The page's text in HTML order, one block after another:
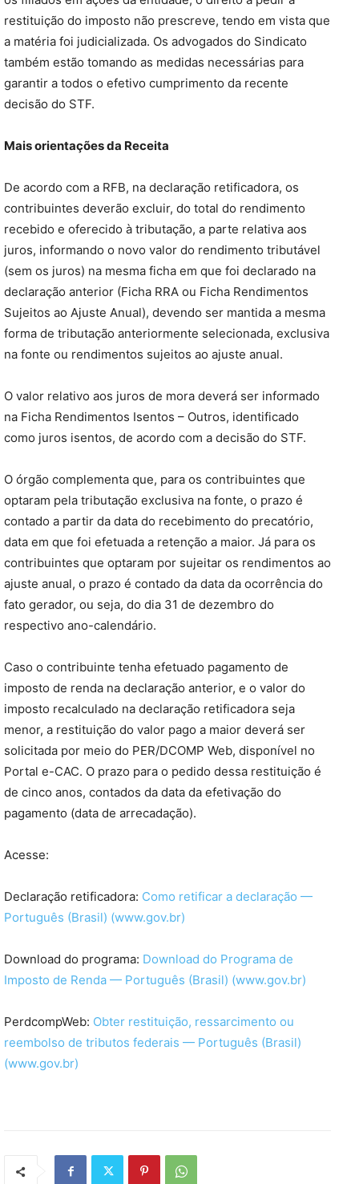
restituição do imposto não prescreve, tendo em vista que
a matéria foi judicializada. Os advogados do Sindicato
também estão tomando as medidas necessárias para
garantir a todos o efetivo cumprimento da recente
decisão do STF.
Mais orientações da Receita
De acordo com a RFB, na declaração retificadora, os
contribuintes deverão excluir, do total do rendimento
recebido e oferecido à tributação, a parte relativa aos
juros, informando o novo valor do rendimento tributável
(sem os juros) na mesma ficha em que foi declarado na
declaração anterior (Ficha RRA ou Ficha Rendimentos
Sujeitos ao Ajuste Anual), devendo ser mantida a mesma
forma de tributação anteriormente selecionada, exclusiva
na fonte ou rendimentos sujeitos ao ajuste anual.
O valor relativo aos juros de mora deverá ser informado
na Ficha Rendimentos Isentos – Outros, identificado
como juros isentos, de acordo com a decisão do STF.
O órgão complementa que, para os contribuintes que
optaram pela tributação exclusiva na fonte, o prazo é
contado a partir da data do recebimento do precatório,
data em que foi efetuada a retenção a maior. Já para os
contribuintes que optaram por sujeitar os rendimentos ao
ajuste anual, o prazo é contado da data da ocorrência do
fato gerador, ou seja, do dia 31 de dezembro do
respectivo ano-calendário.
Caso o contribuinte tenha efetuado pagamento de
imposto de renda na declaração anterior, e o valor do
imposto recalculado na declaração retificadora seja
menor, a restituição do valor pago a maior deverá ser
solicitada por meio do PER/DCOMP Web, disponível no
Portal e-CAC. O prazo para o pedido dessa restituição é
de cinco anos, contados da data da efetivação do
pagamento (data de arrecadação).
Acesse:
Declaração retificadora: Como retificar a declaração —
Português (Brasil) (www.gov.br)
Download do programa: Download do Programa de
Imposto de Renda — Português (Brasil) (www.gov.br)
PerdcompWeb: Obter restituição, ressarcimento ou
reembolso de tributos federais — Português (Brasil)
(www.gov.br)